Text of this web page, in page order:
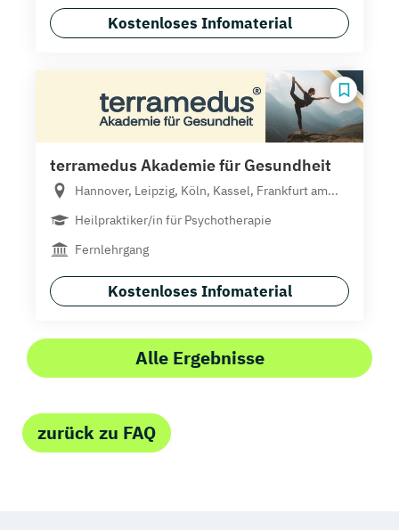
Kostenloses Infomaterial
terramedus Akademie für Gesundheit
Hannover, Leipzig, Köln, Kassel, Frankfurt am...
Heilpraktiker/in für Psychotherapie
Fernlehrgang
Kostenloses Infomaterial
Alle Ergebnisse
zurück zu FAQ